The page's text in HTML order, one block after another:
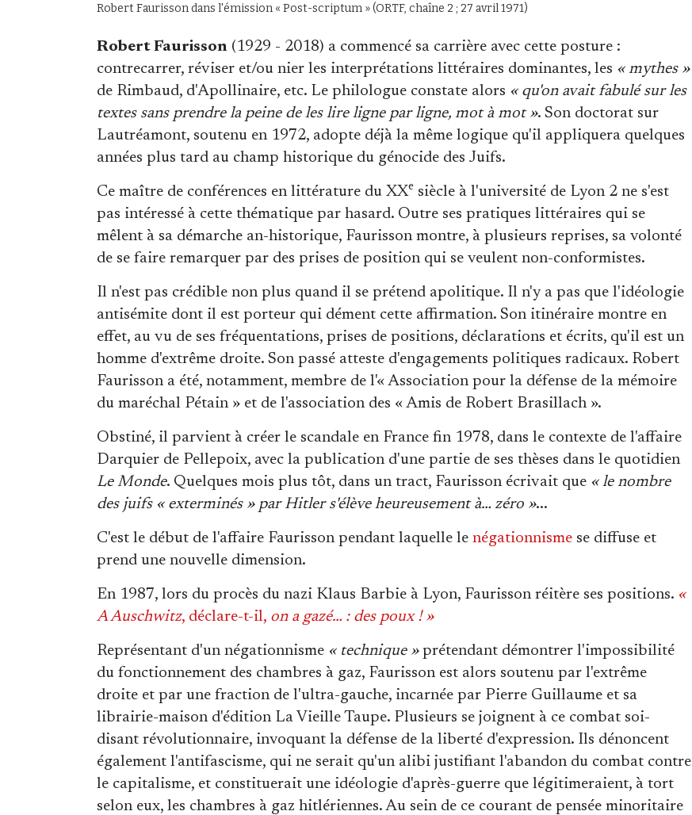
Robert Faurisson dans l'émission « Post-scriptum » (ORTF, chaîne 2 ; 27 avril 1971)
Robert Faurisson (1929 - 2018) a commencé sa carrière avec cette posture :
contrecarrer, réviser et/ou nier les interprétations littéraires dominantes, les « mythes »
de Rimbaud, d'Apollinaire, etc. Le philologue constate alors « qu'on avait fabulé sur les
textes sans prendre la peine de les lire ligne par ligne, mot à mot ». Son doctorat sur
Lautréamont, soutenu en 1972, adopte déjà la même logique qu'il appliquera quelques
années plus tard au champ historique du génocide des Juifs.
Ce maître de conférences en littérature du XXe siècle à l'université de Lyon 2 ne s'est
pas intéressé à cette thématique par hasard. Outre ses pratiques littéraires qui se
mêlent à sa démarche an-historique, Faurisson montre, à plusieurs reprises, sa volonté
de se faire remarquer par des prises de position qui se veulent non-conformistes.
Il n'est pas crédible non plus quand il se prétend apolitique. Il n'y a pas que l'idéologie
antisémite dont il est porteur qui dément cette affirmation. Son itinéraire montre en
effet, au vu de ses fréquentations, prises de positions, déclarations et écrits, qu'il est un
homme d'extrême droite. Son passé atteste d'engagements politiques radicaux. Robert
Faurisson a été, notamment, membre de l'« Association pour la défense de la mémoire
du maréchal Pétain » et de l'association des « Amis de Robert Brasillach ».
Obstiné, il parvient à créer le scandale en France fin 1978, dans le contexte de l'affaire
Darquier de Pellepoix, avec la publication d'une partie de ses thèses dans le quotidien
Le Monde. Quelques mois plus tôt, dans un tract, Faurisson écrivait que « le nombre
des juifs « exterminés » par Hitler s'élève heureusement à… zéro »...
C'est le début de l'affaire Faurisson pendant laquelle le négationnisme se diffuse et
prend une nouvelle dimension.
En 1987, lors du procès du nazi Klaus Barbie à Lyon, Faurisson réitère ses positions. «
A Auschwitz, déclare-t-il, on a gazé… : des poux ! »
Représentant d'un négationnisme « technique »prétendant démontrer l'impossibilité
du fonctionnement des chambres à gaz, Faurisson est alors soutenu par l'extrême
droite et par une fraction de l'ultra-gauche, incarnée par Pierre Guillaume et sa
librairie-maison d'édition La Vieille Taupe. Plusieurs se joignent à ce combat soi-
disant révolutionnaire, invoquant la défense de la liberté d'expression. Ils dénoncent
également l'antifascisme, qui ne serait qu'un alibi justifiant l'abandon du combat contre
le capitalisme, et constituerait une idéologie d'après-guerre que légitimeraient, à tort
selon eux, les chambres à gaz hitlériennes. Au sein de ce courant de pensée minoritaire